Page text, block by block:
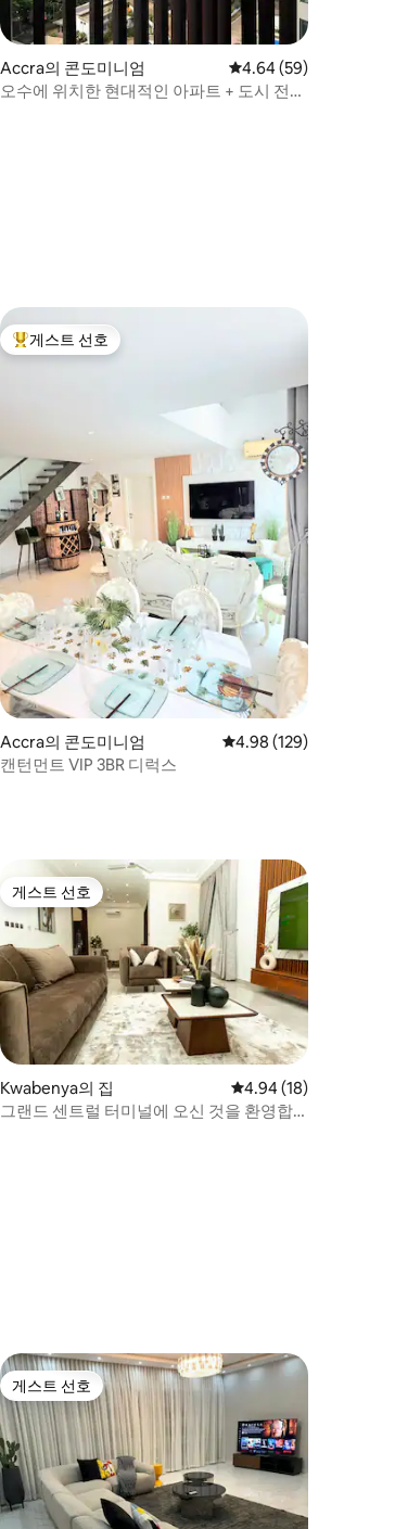
만점), 후기 110개
Accra의 콘도미니엄 평점 4.64점(5점 만점),
4.64 (59)
오수에 위치한 현대적인 아파트 + 도시 전
만점), 후기 51개
상위 게스트 선호
게스트 선호
Accra의 콘도미니엄 평점 4.98점(5점 만점),
4.98 (129)
캔턴먼트 VIP 3BR 디럭스
만점), 후기 31개
게스트 선호
게스트 선호
Kwabenya의 집 평점 4.94점(5점 만점
4.94 (18)
그랜드 센트럴 터미널에 오신 것을 환영합
게스트 선호
게스트 선호